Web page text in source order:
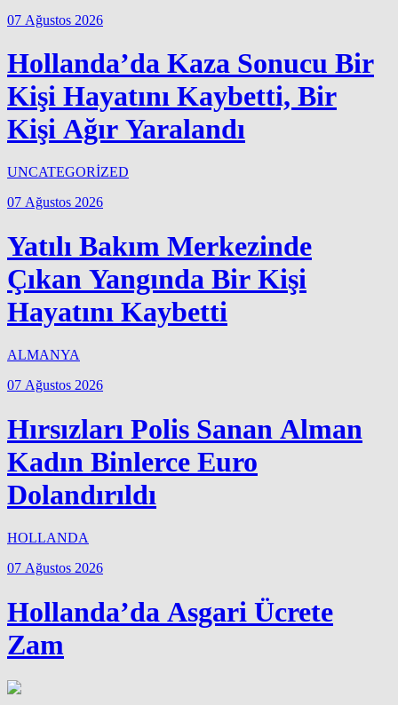
07 Ağustos 2026
Hollanda’da Kaza Sonucu Bir
Kişi Hayatını Kaybetti, Bir
Kişi Ağır Yaralandı
UNCATEGORİZED
07 Ağustos 2026
Yatılı Bakım Merkezinde
Çıkan Yangında Bir Kişi
Hayatını Kaybetti
ALMANYA
07 Ağustos 2026
Hırsızları Polis Sanan Alman
Kadın Binlerce Euro
Dolandırıldı
HOLLANDA
07 Ağustos 2026
Hollanda’da Asgari Ücrete
Zam